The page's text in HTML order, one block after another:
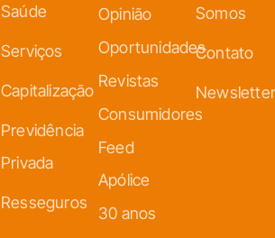
Saúde
Serviços
Capitalização
Previdência
Privada
Resseguros
Opinião
Oportunidades
Revistas
Consumidores
Feed
Apólice
30 anos
Somos
Contato
Newsletter